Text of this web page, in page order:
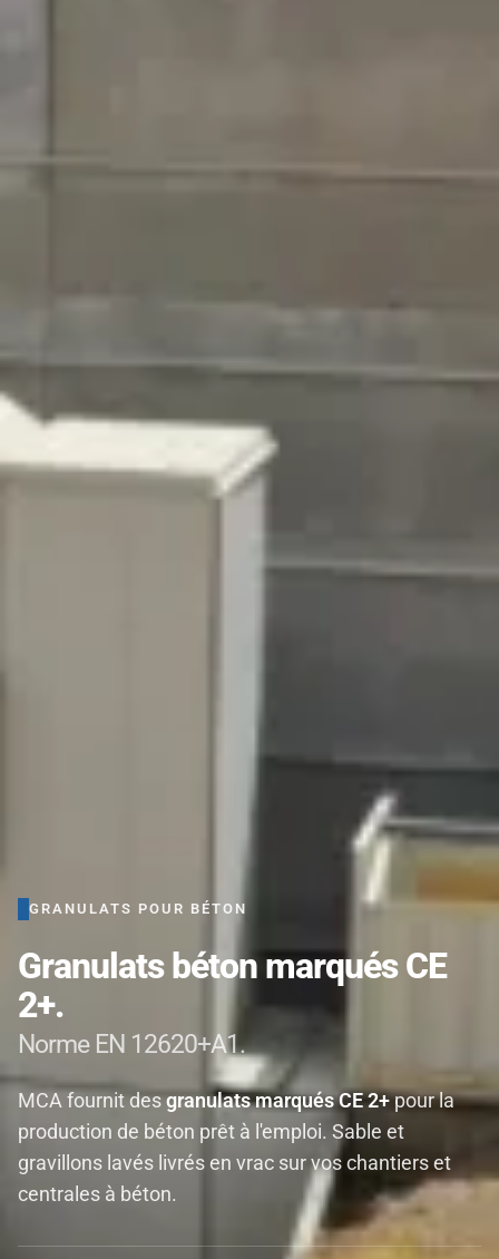
GRANULATS POUR BÉTON
Granulats béton marqués CE
2+.
Norme EN 12620+A1.
MCA fournit desgranulats marqués CE 2+pour la
production de béton prêt à l'emploi. Sable et
gravillons lavés livrés en vrac sur vos chantiers et
centrales à béton.